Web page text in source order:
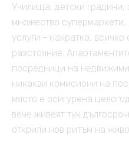
Училища, детски
множество супермаркети,
услуги - накратко,
разстояние.
посредници на
никакви комисиони на
място е осигурена
вече живеят тук
открили нов ритъм на